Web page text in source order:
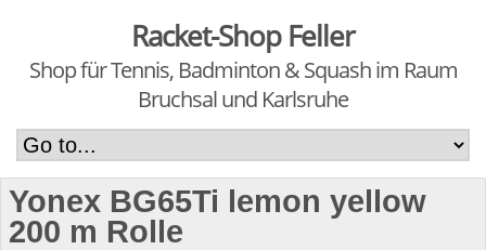
Racket-Shop Feller
Shop für Tennis, Badminton & Squash im Raum
Bruchsal und Karlsruhe
Yonex BG65Ti lemon yellow
200 m Rolle